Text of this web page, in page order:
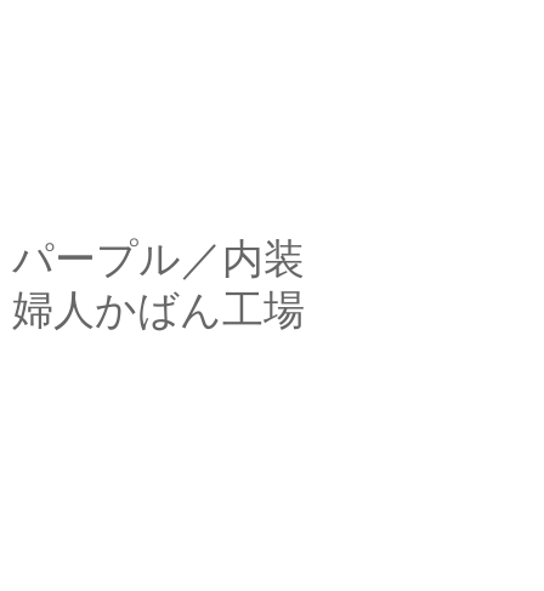
パープル／内装
婦人かばん工場